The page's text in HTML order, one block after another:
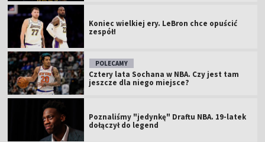
Koniec wielkiej ery. LeBron chce opuścić
zespół!
POLECAMY
Cztery lata Sochana w NBA. Czy jest tam
jeszcze dla niego miejsce?
Poznaliśmy "jedynkę" Draftu NBA. 19-latek
dołączył do legend